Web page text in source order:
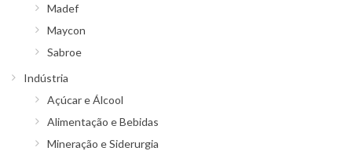
Madef
Maycon
Sabroe
Indústria
Açúcar e Álcool
Alimentação e Bebidas
Mineração e Siderurgia